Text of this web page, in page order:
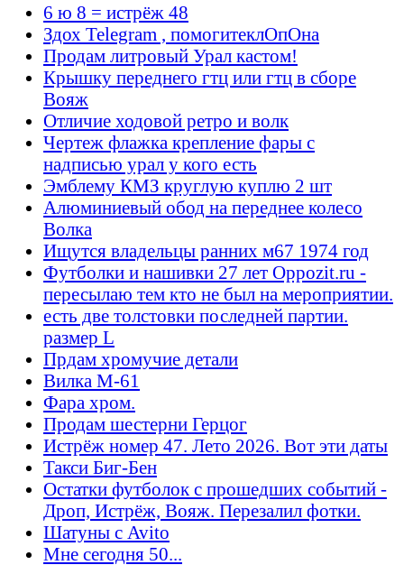
6 ю 8 = истрёж 48
Здох Telegram , помогитеклОпОна
Продам литровый Урал кастом!
Крышку переднего гтц или гтц в сборе
Вояж
Отличие ходовой ретро и волк
Чертеж флажка крепление фары с
надписью урал у кого есть
Эмблему КМЗ круглую куплю 2 шт
Алюминиевый обод на переднее колесо
Волка
Ищутся владельцы ранних м67 1974 год
Футболки и нашивки 27 лет Oppozit.ru -
пересылаю тем кто не был на мероприятии.
есть две толстовки последней партии.
размер L
Прдам хромучие детали
Вилка М-61
Фара хром.
Продам шестерни Герцог
Истрёж номер 47. Лето 2026. Вот эти даты
Такси Биг-Бен
Остатки футболок с прошедших событий -
Дроп, Истрёж, Вояж. Перезалил фотки.
Шатуны с Avito
Мне сегодня 50...